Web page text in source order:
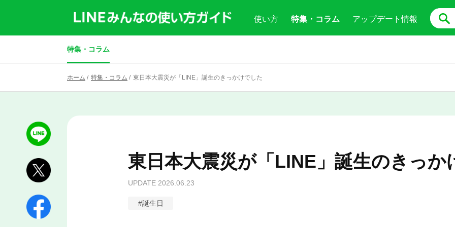
使い方 特集・コラム アップデート情報
特集・コラム
ホーム / 特集・コラム / 東日本大震災が「LINE」誕生のきっかけでした
東日本大震災が「LINE」誕生のきっか
UPDATE 2026.06.23
#誕生日